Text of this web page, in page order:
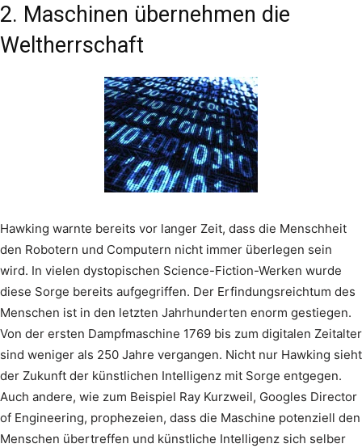
2. Maschinen übernehmen die
Weltherrschaft
Hawking warnte bereits vor langer Zeit, dass die Menschheit
den Robotern und Computern nicht immer überlegen sein
wird. In vielen dystopischen Science-Fiction-Werken wurde
diese Sorge bereits aufgegriffen. Der Erfindungsreichtum des
Menschen ist in den letzten Jahrhunderten enorm gestiegen.
Von der ersten Dampfmaschine 1769 bis zum digitalen Zeitalter
sind weniger als 250 Jahre vergangen. Nicht nur Hawking sieht
der Zukunft der künstlichen Intelligenz mit Sorge entgegen.
Auch andere, wie zum Beispiel Ray Kurzweil, Googles Director
of Engineering, prophezeien, dass die Maschine potenziell den
Menschen übertreffen und künstliche Intelligenz sich selber